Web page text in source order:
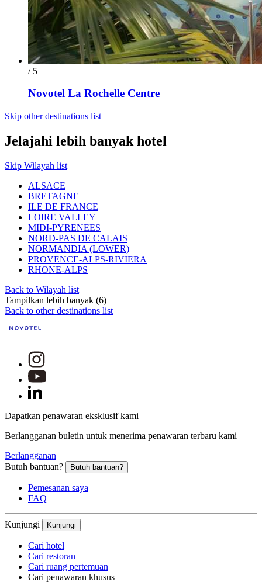
/ 5
Novotel La Rochelle Centre
Skip other destinations list
Jelajahi lebih banyak hotel
Skip Wilayah list
ALSACE
BRETAGNE
ILE DE FRANCE
LOIRE VALLEY
MIDI-PYRENEES
NORD-PAS DE CALAIS
NORMANDIA (LOWER)
PROVENCE-ALPS-RIVIERA
RHONE-ALPS
Back to Wilayah list
Tampilkan lebih banyak (6)
Back to other destinations list
Dapatkan penawaran eksklusif kami
Berlangganan buletin untuk menerima penawaran terbaru kami
Berlangganan
Butuh bantuan?
Butuh bantuan?
Pemesanan saya
FAQ
Kunjungi Kunjungi
Cari hotel
Cari restoran
Cari ruang pertemuan
Cari penawaran khusus